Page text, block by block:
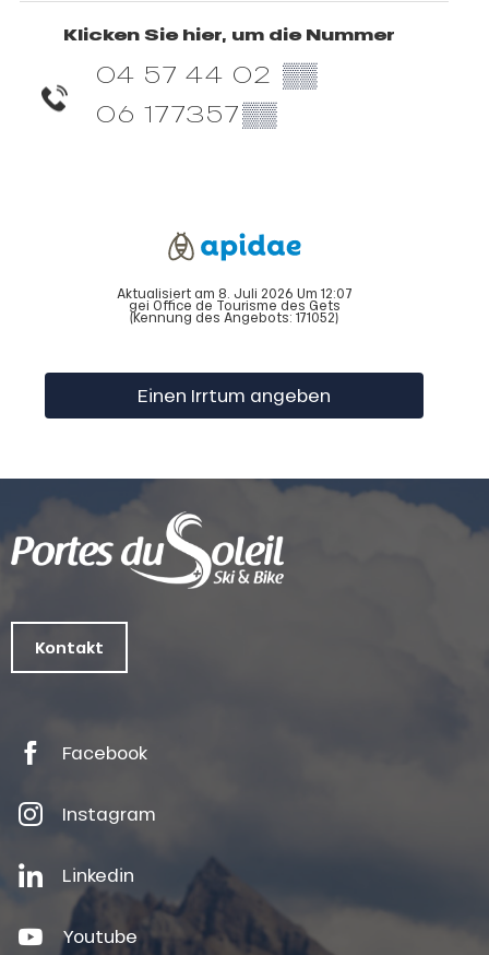
Klicken Sie hier, um die Nummer
04 57 44 02 ▒▒
06 177357▒▒
Aktualisiert am 8. Juli 2026 Um 12:07
gei Office de Tourisme des Gets
(Kennung des Angebots: 171052)
Einen Irrtum angeben
Kontakt
Facebook
Instagram
Linkedin
Youtube